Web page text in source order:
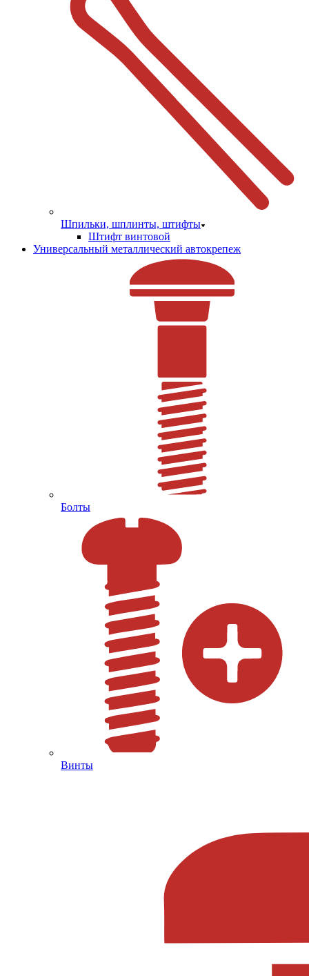
Шпильки, шплинты, штифты
Штифт винтовой
Универсальный металлический автокрепеж
Болты
Винты